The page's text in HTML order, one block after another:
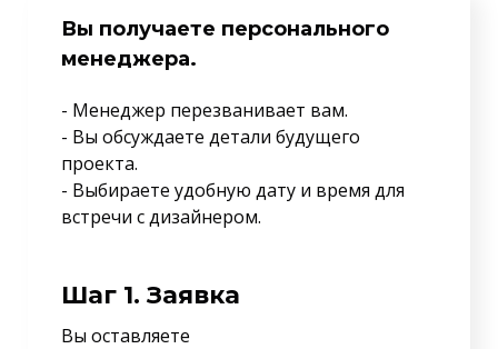
Шаг 1. Заявка
Вы оставляете
Вы получаете персонального
менеджера.
- Менеджер перезванивает вам.
- Вы обсуждаете детали будущего
проекта.
- Выбираете удобную дату и время для
встречи с дизайнером.